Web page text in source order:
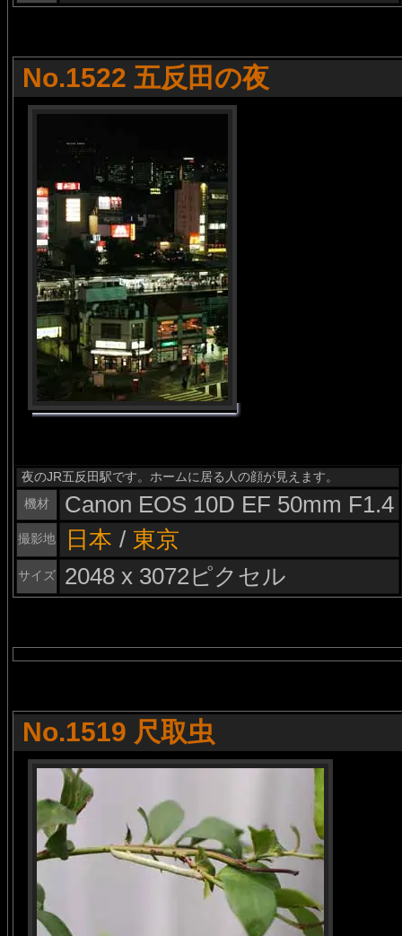
No.1522 五反田の夜
夜のJR五反田駅です。ホームに居る人の顔が見えます。
機材
Canon EOS 10D EF 50mm F1.4
撮影地 日本 / 東京
サイズ 2048 x 3072ピクセル
No.1519 尺取虫